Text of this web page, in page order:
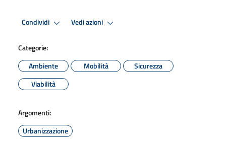
Condividi Vedi azioni
Categorie:
Ambiente
Mobilità
Sicurezza
Viabilità
Argomenti:
Urbanizzazione